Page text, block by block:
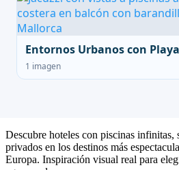
Entornos Urbanos con
1 imagen
Descubre hoteles con piscinas infinitas,
privados en los destinos más
Europa. Inspiración visual real para